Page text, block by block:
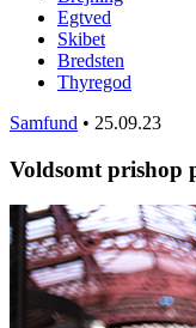
Egtved
Skibet
Bredsten
Thyregod
Samfund • 25.09.23
Voldsomt prishop